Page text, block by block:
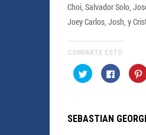
Choi, Salvador Solo,
Joey Carlos, Josh, y
COMPARTE ESTO:
Haz
clic
(Se
abre
Haz
clic
(Se
abre
SEBASTIAN